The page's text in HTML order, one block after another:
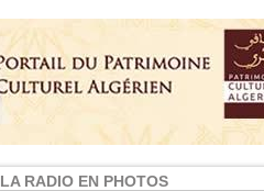
LA RADIO EN PHOTOS